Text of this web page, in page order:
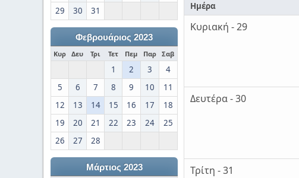
29
30 31
Φεβρουάριος 2023
Κυρ Δευ Τρι Τετ Πεμ Παρ Σαβ
1 2 3
4
5
6 7 8 9 10
11
12
13 14 15 16 17
18
19
20 21 22 23 24
25
26
27 28
Μάρτιος 2023
Ημέρα
Κυριακή - 29
Δευτέρα - 30
Τρίτη - 31